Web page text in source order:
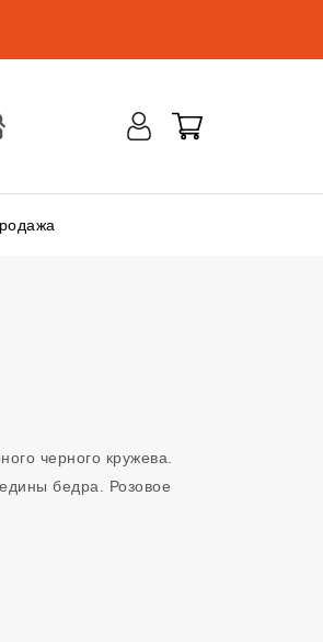
черного кружева.
бедра. Розовое